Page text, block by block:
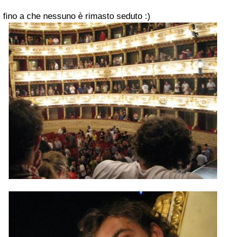
fino a che nessuno è rimasto seduto :)